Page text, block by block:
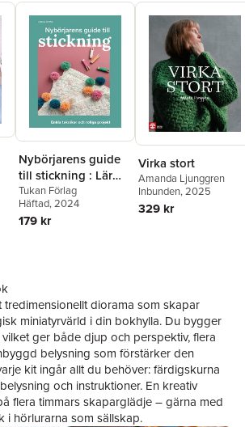
Nybörjarens guide
till stickning : Lär
dig stickning från
grunden
Tukan Förlag
Häftad, 2024
179 kr
Virka stort
Amanda Ljunggren
Inbunden, 2025
329 kr
diorama som skapar
miniatyrvärld i din bokhylla. Du bygger
ger både djup och perspektiv, flera
belysning som förstärker den
kit ingår allt du behöver: färdigskurna
och instruktioner. En kreativ
flera timmars skaparglädje – gärna med
i hörlurarna som sällskap.